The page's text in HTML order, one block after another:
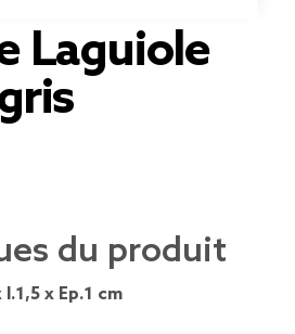
Laguiole
du produit
l.1,5 x Ep.1 cm